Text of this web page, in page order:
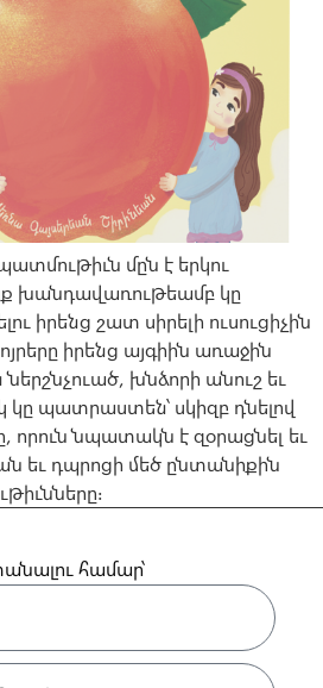
մըն է երկու
խանդավառութեամբ կը
իրենց շատ սիրելի ուսուցիչին
իրենց այգիին առաջին
խնձորի անուշ եւ
պատրաստեն՝ սկիզբ դնելով
որուն նպատակն է զօրացնել եւ
եւ դպրոցի մեծ ընտանիքին
համար՝